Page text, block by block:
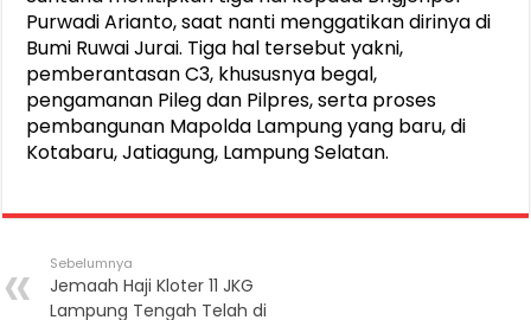
Purwadi Arianto, saat nanti menggatikan dirinya di
Bumi Ruwai Jurai. Tiga hal tersebut yakni,
pemberantasan C3, khususnya begal,
pengamanan Pileg dan Pilpres, serta proses
pembangunan Mapolda Lampung yang baru, di
Kotabaru, Jatiagung, Lampung Selatan.
Sebelumnya
Jemaah Haji Kloter 11 JKG
Lampung Tengah Telah di